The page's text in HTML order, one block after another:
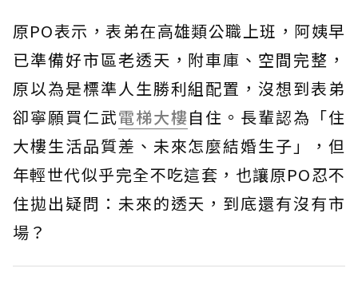
原PO表示，表弟在高雄類公職上班，阿姨早
已準備好市區老透天，附車庫、空間完整，
原以為是標準人生勝利組配置，沒想到表弟
卻寧願買仁武電梯大樓自住。長輩認為「住
大樓生活品質差、未來怎麼結婚生子」，但
年輕世代似乎完全不吃這套，也讓原PO忍不
住拋出疑問：未來的透天，到底還有沒有市
場？